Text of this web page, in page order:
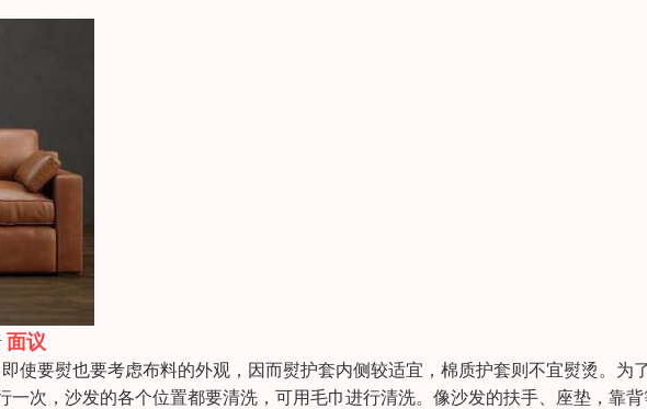
面议
使要熨也要考虑布料的外观，因而熨护套内侧较适宜，棉质护套则不宜熨烫。为
次，沙发的各个位置都要清洗，可用毛巾进行清洗。像沙发的扶手、座垫，靠